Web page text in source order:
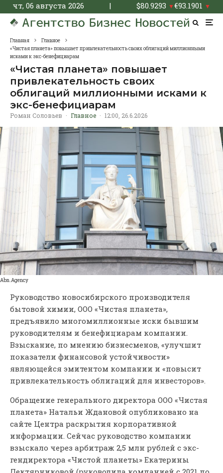
чт, 06 августа 2026 | $80.9293 ▼€93.1901 ▼
Главная
Главное
«Чистая планета» повышает привлекательность своих облигаций миллионными
исками к экс-бенефициарам
«Чистая планета» повышает
привлекательность своих
облигаций миллионными исками к
экс-бенефициарам
Роман Соловьев · Главное · 12:00, 26.6.2026
Abn.Agency
Руководство новосибирского производителя
бытовой химии, ООО «Чистая планета»,
предъявило многомиллионные иски бывшим
руководителям и бенефициарам компании.
Взыскание, по мнению бизнесменов, «улучшит
показатели финансовой устойчивости»
являющейся эмитентом компании и «повысит
привлекательность облигаций для инвесторов».
Обращение генерального директора ООО «Чистая
планета» Натальи Ждановой опубликовано на
сайте Центра раскрытия корпоративной
информации. Сейчас руководство компании
взыскало через арбитраж 2,5 млн рублей с экс-
гендиректора «Чистой планеты» Екатерины